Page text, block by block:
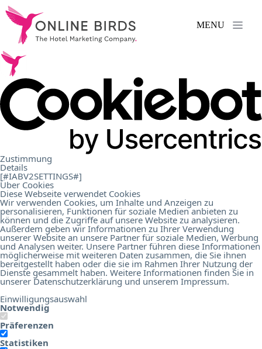
Zustimmung
Details
[#IABV2SETTINGS#]
Über Cookies
Diese Webseite verwendet Cookies
Wir verwenden Cookies, um Inhalte und Anzeigen zu
personalisieren, Funktionen für soziale Medien anbieten zu
können und die Zugriffe auf unsere Website zu analysieren.
Außerdem geben wir Informationen zu Ihrer Verwendung
unserer Website an unsere Partner für soziale Medien, Werbung
und Analysen weiter. Unsere Partner führen diese Informationen
möglicherweise mit weiteren Daten zusammen, die Sie ihnen
bereitgestellt haben oder die sie im Rahmen Ihrer Nutzung der
Dienste gesammelt haben. Weitere Informationen finden Sie in
unserer Datenschutzerklärung und unserem Impressum.
Einwilligungsauswahl
Notwendig
Präferenzen
Statistiken
Serviços
Referências .
nós.
Carreira.
Contacto.
MENU